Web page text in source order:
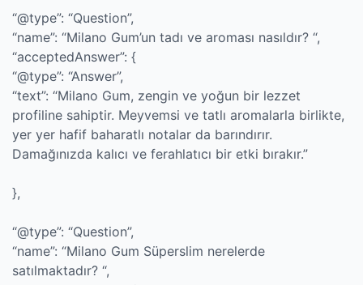
“@type”: “Question”,
“name”: “Milano Gum’un tadı ve aroması nasıldır? “,
“acceptedAnswer”: {
“@type”: “Answer”,
“text”: “Milano Gum, zengin ve yoğun bir lezzet
profiline sahiptir. Meyvemsi ve tatlı aromalarla birlikte,
yer yer hafif baharatlı notalar da barındırır.
Damağınızda kalıcı ve ferahlatıcı bir etki bırakır.”
},
“@type”: “Question”,
“name”: “Milano Gum Süperslim nerelerde
satılmaktadır? “,